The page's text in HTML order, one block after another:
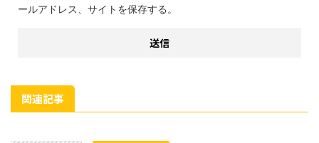
ールアドレス、サイトを保存する。
関連記事